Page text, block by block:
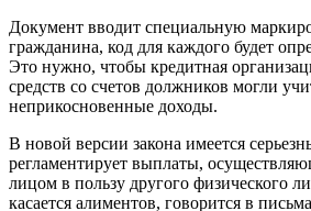
Документ вводит специальную
гражданина, код для каждого будет
Это нужно, чтобы кредитная
средств со счетов должников могли
неприкосновенные доходы.
В новой версии закона имеется
регламентирует выплаты,
лицом в пользу другого физического
касается алиментов, говорится в